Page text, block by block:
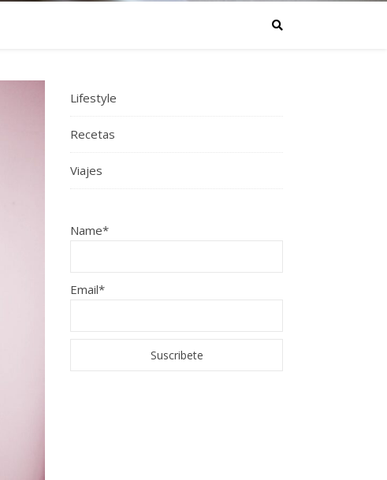
Lifestyle
Recetas
Viajes
Name*
Email*